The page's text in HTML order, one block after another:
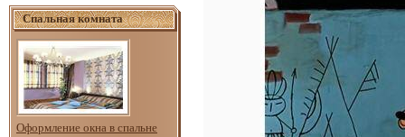
Спальная комната
Оформление окна в спальне